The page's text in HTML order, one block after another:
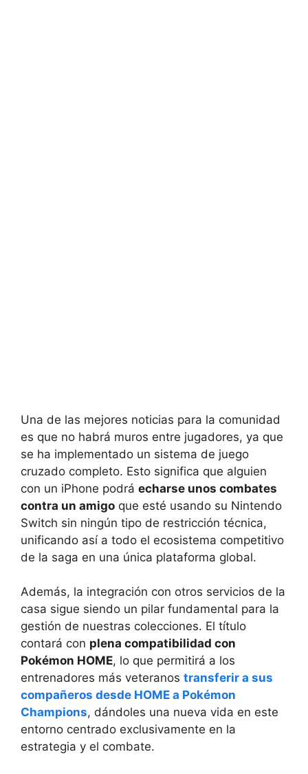
Una de las mejores noticias para la comunidad
es que no habrá muros entre jugadores, ya que
se ha implementado un sistema de juego
cruzado completo. Esto significa que alguien
con un iPhone podrá echarse unos combates
contra un amigo que esté usando su Nintendo
Switch sin ningún tipo de restricción técnica,
unificando así a todo el ecosistema competitivo
de la saga en una única plataforma global.
Además, la integración con otros servicios de la
casa sigue siendo un pilar fundamental para la
gestión de nuestras colecciones. El título
contará con plena compatibilidad con
Pokémon HOME, lo que permitirá a los
entrenadores más veteranos transferir a sus
compañeros desde HOME a Pokémon
Champions, dándoles una nueva vida en este
entorno centrado exclusivamente en la
estrategia y el combate.